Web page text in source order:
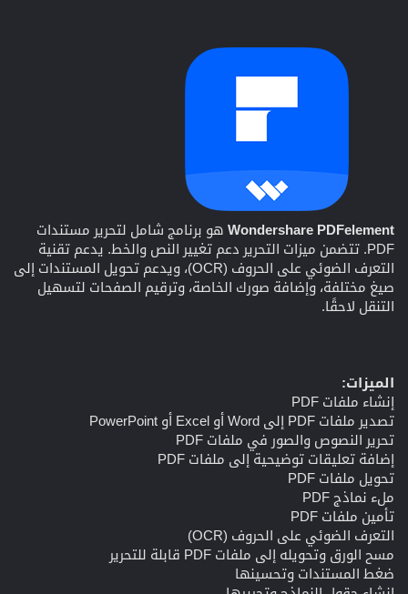
Wondershare PDFelement هو برنامج شامل لتحرير مستندات
PDF. تتضمن ميزات التحرير دعم تغيير النص والخط. يدعم تقنية
التعرف الضوئي على الحروف (OCR)، ويدعم تحويل المستندات إلى
صيغ مختلفة، وإضافة صورك الخاصة، وترقيم الصفحات لتسهيل
التنقل لاحقًا.
الميزات:
إنشاء ملفات PDF
تصدير ملفات PDF إلى Word أو Excel أو PowerPoint
تحرير النصوص والصور في ملفات PDF
إضافة تعليقات توضيحية إلى ملفات PDF
تحويل ملفات PDF
ملء نماذج PDF
تأمين ملفات PDF
التعرف الضوئي على الحروف (OCR)
مسح الورق وتحويله إلى ملفات PDF قابلة للتحرير
ضغط المستندات وتحسينها